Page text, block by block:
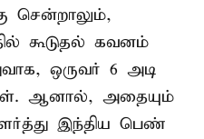
கூடுதல் கவனம்
ஒருவர் 6 அடி
ஆனால், அதையும்
இந்திய பெண்